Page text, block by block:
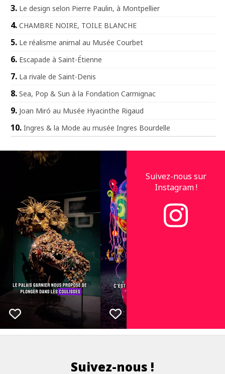
Le design selon Pierre Paulin, à Montpellier
CHAMBRE NOIRE, TOILE BLANCHE
Le réalisme animal au Musée Courbet
Escapade à Saint-Étienne
La rivale de Saint-Denis
Sea, Pop & Sun à la Fondation Carmignac
Joan Miró au Musée Hyacinthe Rigaud
Ingres & la Mode au musée Ingres Bourdelle
Suivez-nous sur
Instagram !
Suivez-nous !